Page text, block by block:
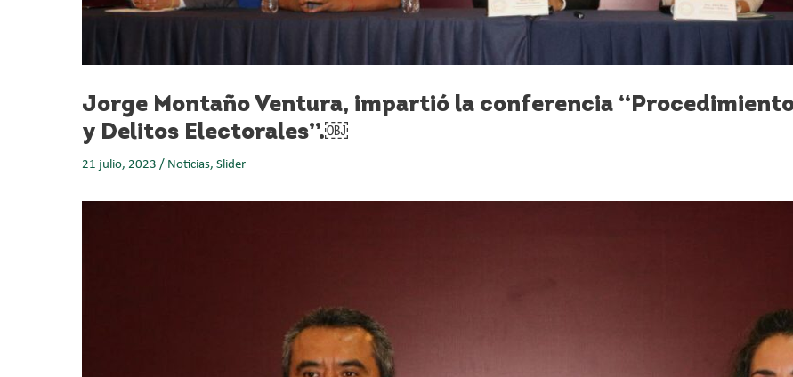
Jorge Montaño Ventura, impartió la conferencia
y Delitos Electorales”.￼
21 julio, 2023 / Noticias, Slider